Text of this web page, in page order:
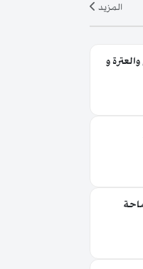
المزيد
و
لسماحة